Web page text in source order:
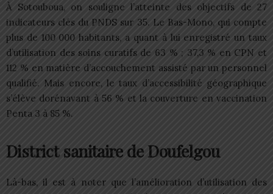
À Sotouboua, on souligne l’atteinte des objectifs de 27
indicateurs clés du PNDS sur 35. Le Bas-Mono, qui compte
plus de 100 000 habitants, a quant à lui enregistré un taux
d’utilisation des soins curatifs de 63 % ; 37,3 % en CPN et
112 % en matière d’accouchement assisté par un personnel
qualifié. Mais encore, le taux d’accessibilité géographique
s’élève dorénavant à 56 % et la couverture en vaccination
Penta 3 à 85 %.
District sanitaire de Doufelgou
Là-bas, il est à noter que l’amélioration d’utilisation des